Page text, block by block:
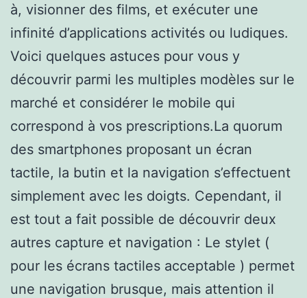
à, visionner des films, et exécuter une
infinité d’applications activités ou ludiques.
Voici quelques astuces pour vous y
découvrir parmi les multiples modèles sur le
marché et considérer le mobile qui
correspond à vos prescriptions.La quorum
des smartphones proposant un écran
tactile, la butin et la navigation s’effectuent
simplement avec les doigts. Cependant, il
est tout a fait possible de découvrir deux
autres capture et navigation : Le stylet (
pour les écrans tactiles acceptable ) permet
une navigation brusque, mais attention il